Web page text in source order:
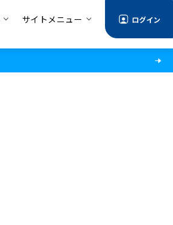
サイトメニュー ログイン